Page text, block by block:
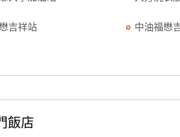
吉祥站 中油福懋
飯店